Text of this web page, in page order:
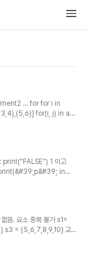
... for for i in
for(i, j) in a:
range(start, end+1,
for _ in
1 이고
print(&#39;p&#39; in
자열 내
자열 내
출력: 1 3 5 8 9
음. 요소 중복 불가 s1=
s3 = {5,6,7,8,9,10} 교
s3 OR s2.union(s3) -